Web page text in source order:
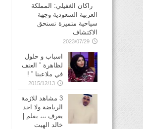
راكان الغفيلي: المملكة
العربية السعودية وجهة
سياحية متميزة تستحق
الاكتشاف
2023/07/29
اسباب و حلول
لظاهرة ” العنف
في ملاعبنا ” !
2015/12/13
3 مشاهد للازمة
الرياضة ولا احد
يعرف ،،، بقلم |
خالد الهيت